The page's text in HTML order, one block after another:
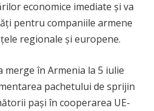
economice imediate și va
pentru companiile armene
regionale și europene.
merge în Armenia la 5 iulie
pachetului de sprijin
pași în cooperarea UE-